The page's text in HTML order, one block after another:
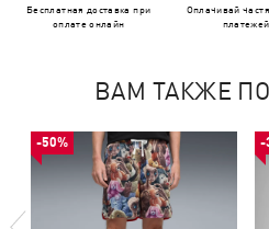
Бесплатная доставка при
оплате онлайн
Оплачивай
платежей
ВАМ ТАКЖЕ
-50% -